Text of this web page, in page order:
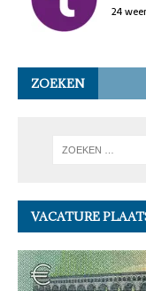
24
ZOEKEN
VACATURE